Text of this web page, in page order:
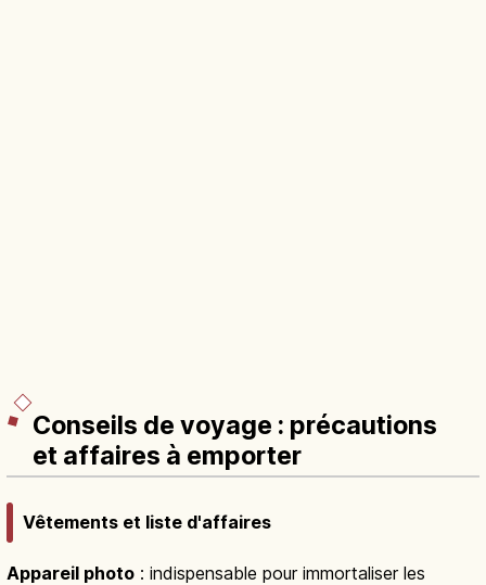
Conseils de voyage : précautions
et affaires à emporter
Vêtements et liste d'affaires
Appareil photo : indispensable pour immortaliser les